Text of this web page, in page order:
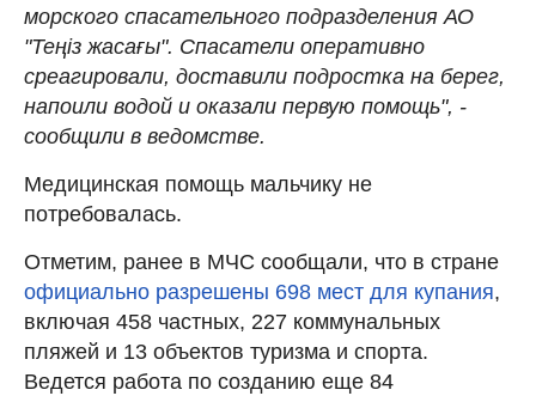
морского спасательного подразделения АО
"Теңіз жасағы". Спасатели оперативно
среагировали, доставили подростка на берег,
напоили водой и оказали первую помощь", -
сообщили в ведомстве.
Медицинская помощь мальчику не
потребовалась.
Отметим, ранее в МЧС сообщали, что в стране
официально разрешены 698 мест для купания,
включая 458 частных, 227 коммунальных
пляжей и 13 объектов туризма и спорта.
Ведется работа по созданию еще 84